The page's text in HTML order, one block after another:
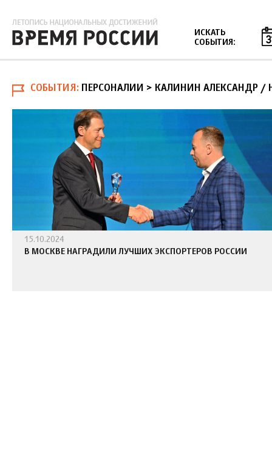
ИСКАТЬ
СОБЫТИЯ:
СОБЫТИЯ ПЕРСОНАЛИИ > КАЛИНИН АЛЕКСАНДР /
15.10.2024
В МОСКВЕ НАГРАДИЛИ ЛУЧШИХ ЭКСПОРТЕРОВ РОССИИ